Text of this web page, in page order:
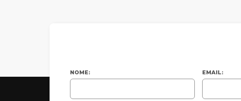
NOME: EMAIL: